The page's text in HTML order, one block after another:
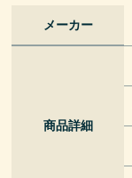
メーカー
商品詳細